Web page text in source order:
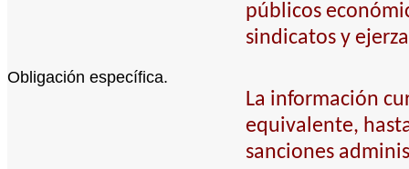
públicos
sindicatos y
Obligación específica.
La información
equivalente,
sanciones